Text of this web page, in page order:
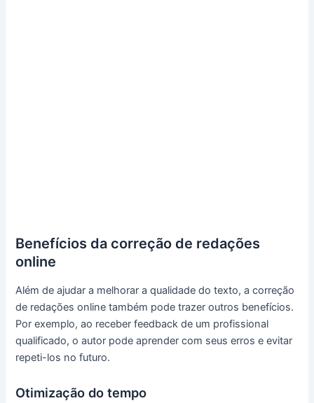
Benefícios da correção de redações
online
Além de ajudar a melhorar a qualidade do texto, a correção
de redações online também pode trazer outros benefícios.
Por exemplo, ao receber feedback de um profissional
qualificado, o autor pode aprender com seus erros e evitar
repeti-los no futuro.
Otimização do tempo